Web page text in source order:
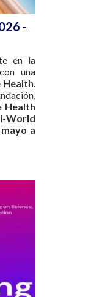
-
en la
una
Health.
Health
World
a